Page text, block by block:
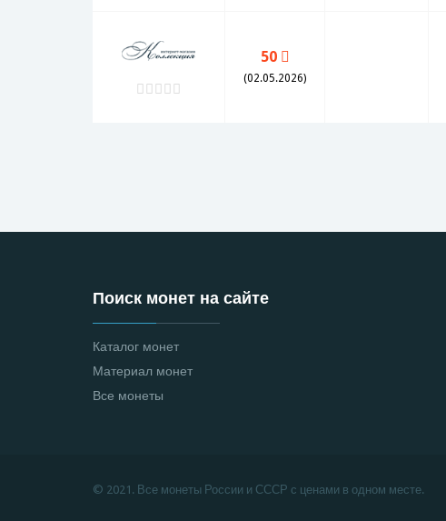
50
(02.05.2026)
Поиск монет на сайте
Каталог монет
Материал монет
Все монеты
© 2021. Все монеты России и СССР с ценами в одном месте.